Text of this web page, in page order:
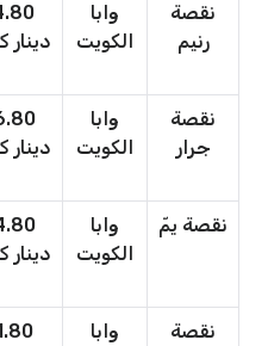
نقصة
رنيم
وابا
الكويت
دينار
نقصة
جرار
وابا
الكويت
دينار
نقصة يمّ
وابا
الكويت
دينار
نقصة
وابا